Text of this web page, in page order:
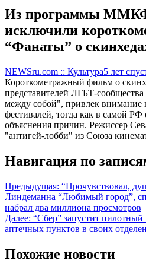
Из программы ММКФ
исключили
“Фанаты” о
NEWSru.com :: Культура5 лет
Короткометражный фильм о
представителей ЛГБТ-
между собой", привлек внимание
фестивалей, тогда как в самой РФ
объяснения причин. Режиссер
"антигей-лобби" из Союза
Навигация по
Предыдущая: “Прочувствовал,
Линдеманна “Любимый город”,
набрал два миллиона просмотров
Далее: “Сбер” запустит
аптечных пунктов в своих
Похожие новости